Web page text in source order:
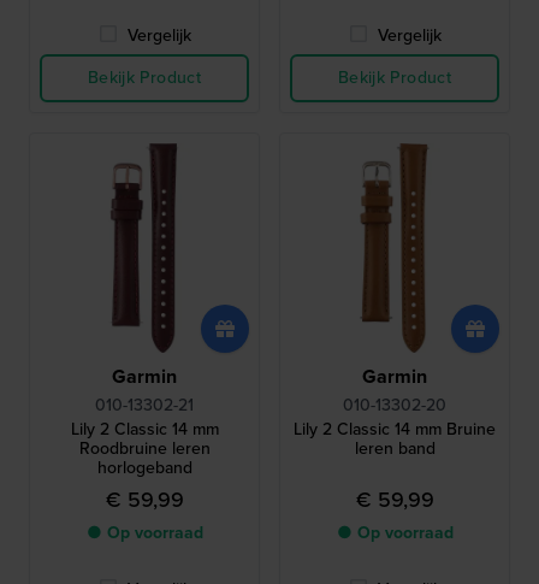
Vergelijk
Bekijk Product
Vergelijk
Bekijk Product
Garmin
010-13302-21
Lily 2 Classic 14 mm
Roodbruine leren
horlogeband
€ 59,99
● Op voorraad
Garmin
010-13302-20
Lily 2 Classic 14 mm Bruine
leren band
€ 59,99
● Op voorraad